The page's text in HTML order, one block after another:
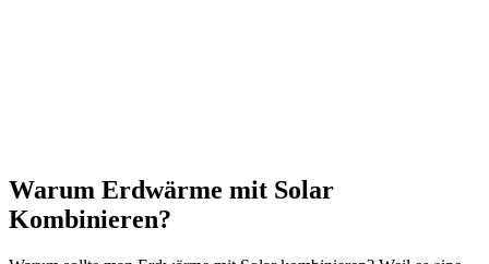
Warum Erdwärme mit Solar
Kombinieren?